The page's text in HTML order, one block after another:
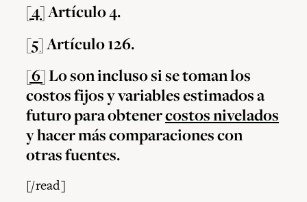
[4]Artículo 4.
[5]Artículo 126.
[6]Lo son incluso si se toman los
costos fijos y variables estimados a
futuro para obtenercostos nivelados
y hacer más comparaciones con
otras fuentes.
[/read]